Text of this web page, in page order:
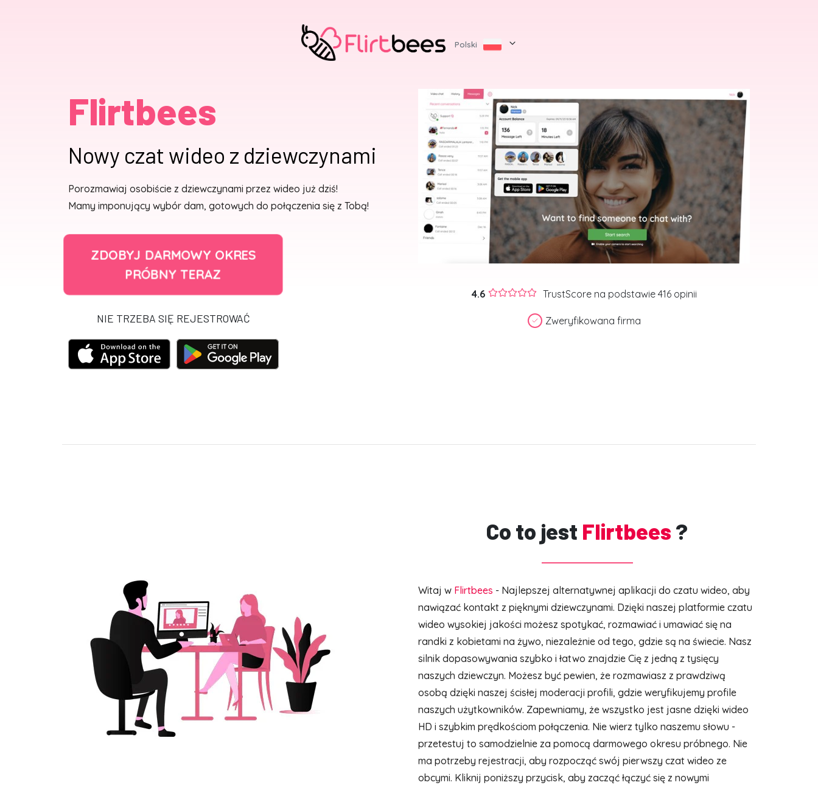
Polski
Flirtbees
Nowy czat wideo z dziewczynami
Porozmawiaj osobiście z dziewczynami przez wideo już dziś!
Mamy imponujący wybór dam, gotowych do połączenia się z Tobą!
ZDOBYJ DARMOWY OKRES
PRÓBNY TERAZ
NIE TRZEBA SIĘ REJESTROWAĆ
4.6 TrustScore na podstawie 416 opinii
Zweryfikowana firma
Co to jest Flirtbees ?
Witaj w Flirtbees - Najlepszej alternatywnej aplikacji do czatu wideo, aby
nawiązać kontakt z pięknymi dziewczynami. Dzięki naszej platformie czatu
wideo wysokiej jakości możesz spotykać, rozmawiać i umawiać się na
randki z kobietami na żywo, niezależnie od tego, gdzie są na świecie. Nasz
silnik dopasowywania szybko i łatwo znajdzie Cię z jedną z tysięcy
naszych dziewczyn. Możesz być pewien, że rozmawiasz z prawdziwą
osobą dzięki naszej ścisłej moderacji profili, gdzie weryfikujemy profile
naszych użytkowników. Zapewniamy, że wszystko jest jasne dzięki wideo
HD i szybkim prędkościom połączenia. Nie wierz tylko naszemu słowu -
przetestuj to samodzielnie za pomocą darmowego okresu próbnego. Nie
ma potrzeby rejestracji, aby rozpocząć swój pierwszy czat wideo ze
obcymi. Kliknij poniższy przycisk, aby zacząć łączyć się z nowymi